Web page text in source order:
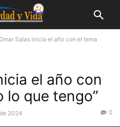
Salas inicia el año con el tema
el año con
lo que tengo”
2024 0